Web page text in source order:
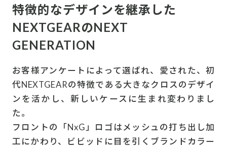
特徴的なデザインを継承した
NEXTGEARのNEXT
GENERATION
お客様アンケートによって選ばれ、愛された、初
代NEXTGEARの特徴である大きなクロスのデザイ
ンを活かし、新しいケースに生まれ変わりまし
た。
フロントの「NxG」ロゴはメッシュの打ち出し加
工にかわり、ビビッドに目を引くブランドカラー